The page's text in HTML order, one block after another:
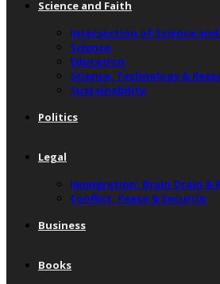
Science and Faith
Intersection of Science
Science
Education
Science, Technology &
Sustainability
Politics
Legal
Immigration, Brain Drain &
Conflict, Peace & Security
Business
Books